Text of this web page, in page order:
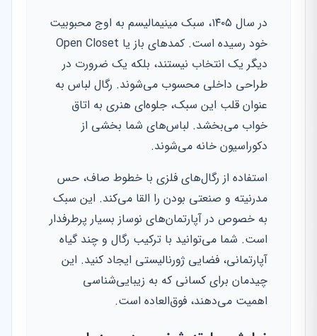
در سال ۱۴۰۵، سبک مینیمالیسم به اوج محبوبیت
خود رسیده است. کمد‌های باز یا Open Closet
دیگر یک انتخاب نیستند، بلکه یک ضرورت در
طراحی داخلی محسوب می‌شوند. رگال لباس به
عنوان قلب این سبک، جلوه‌ای هنری به اتاق
خواب می‌بخشد. لباس‌های شما بخشی از
دکوراسیون خانه می‌شوند.
استفاده از رگال‌های فلزی با خطوط صاف، حس
مدرنیته و صنعتی بودن را القا می‌کند. این سبک
به خصوص در آپارتمان‌های نوساز بسیار پرطرفدار
است. شما می‌توانید با ترکیب رگال و چند گیاه
آپارتمانی، فضایی ژورنالیستی ایجاد کنید. این
چیدمان برای کسانی که به زیبایی‌شناسی
اهمیت می‌دهند، فوق‌العاده است.